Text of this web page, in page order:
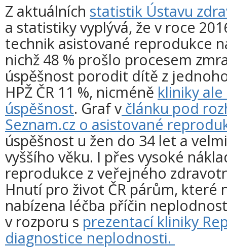
Z aktuálních statistik Ústavu
a statistiky vyplývá, že v roce
technik asistované reprodukce
nichž 48 % prošlo procesem
úspěšnost porodit dítě z
HPŽ ČR 11 %, nicméně kliniky ale
úspěšnost. Graf včlánku pod
Seznam.cz o asistované
úspěšnost u žen do 34 let a
vyššího věku. I přes vysoké
reprodukce z veřejného
Hnutí pro život ČR párům,
nabízena léčba příčin
v rozporu s prezentací kliniky
diagnostice neplodnosti.